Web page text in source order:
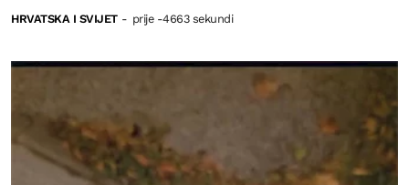
HRVATSKA I SVIJET - prije -4663 sekundi